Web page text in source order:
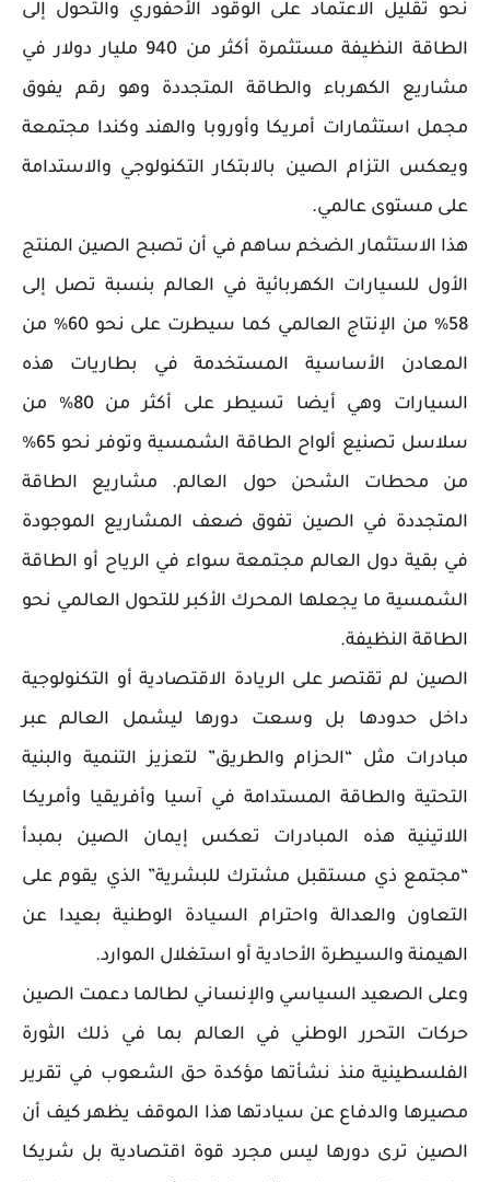
نحو تقليل الاعتماد على الوقود الأحفوري والتحول إلى
الطاقة النظيفة مستثمرة أكثر من 940 مليار دولار في
مشاريع الكهرباء والطاقة المتجددة وهو رقم يفوق
مجمل استثمارات أمريكا وأوروبا والهند وكندا مجتمعة
ويعكس التزام الصين بالابتكار التكنولوجي والاستدامة
على مستوى عالمي.
هذا الاستثمار الضخم ساهم في أن تصبح الصين المنتج
الأول للسيارات الكهربائية في العالم بنسبة تصل إلى
58% من الإنتاج العالمي كما سيطرت على نحو 60% من
المعادن الأساسية المستخدمة في بطاريات هذه
السيارات وهي أيضا تسيطر على أكثر من 80% من
سلاسل تصنيع ألواح الطاقة الشمسية وتوفر نحو 65%
من محطات الشحن حول العالم. مشاريع الطاقة
المتجددة في الصين تفوق ضعف المشاريع الموجودة
في بقية دول العالم مجتمعة سواء في الرياح أو الطاقة
الشمسية ما يجعلها المحرك الأكبر للتحول العالمي نحو
الطاقة النظيفة.
الصين لم تقتصر على الريادة الاقتصادية أو التكنولوجية
داخل حدودها بل وسعت دورها ليشمل العالم عبر
مبادرات مثل “الحزام والطريق” لتعزيز التنمية والبنية
التحتية والطاقة المستدامة في آسيا وأفريقيا وأمريكا
اللاتينية هذه المبادرات تعكس إيمان الصين بمبدأ
“مجتمع ذي مستقبل مشترك للبشرية” الذي يقوم على
التعاون والعدالة واحترام السيادة الوطنية بعيدا عن
الهيمنة والسيطرة الأحادية أو استغلال الموارد.
وعلى الصعيد السياسي والإنساني لطالما دعمت الصين
حركات التحرر الوطني في العالم بما في ذلك الثورة
الفلسطينية منذ نشأتها مؤكدة حق الشعوب في تقرير
مصيرها والدفاع عن سيادتها هذا الموقف يظهر كيف أن
الصين ترى دورها ليس مجرد قوة اقتصادية بل شريكا